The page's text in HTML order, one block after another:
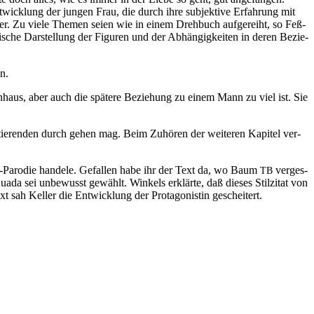
der jun­gen Frau, die durch ih­re sub­jek­ti­ve Er­fah­rung mit
Zu vie­le The­men sei­en wie in ei­nem Dreh­buch auf­ge­reiht, so Feß­
Dar­stel­lung der Fi­gu­ren und der Ab­hän­gig­kei­ten in de­ren Be­zie­
aber auch die spä­te­re Be­zie­hung zu ei­nem Mann zu viel ist. Sie
durch ge­hen mag. Beim Zu­hö­ren der wei­te­ren Ka­pi­tel ver­
han­de­le. Ge­fal­len ha­be ihr der Text da, wo Baum TB ver­ges­
sei un­be­wusst ge­wählt. Win­kels er­klär­te, daß die­ses Stil­zi­tat von
sah Kel­ler die Ent­wick­lung der Prot­ago­nis­tin gescheitert.